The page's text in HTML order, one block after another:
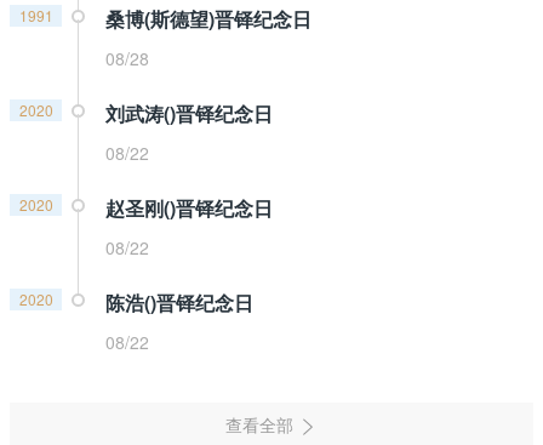
1991 桑博(斯德望)晋铎纪念日
08/28
2020 刘武涛()晋铎纪念日
08/22
2020 赵圣刚()晋铎纪念日
08/22
2020 陈浩()晋铎纪念日
08/22